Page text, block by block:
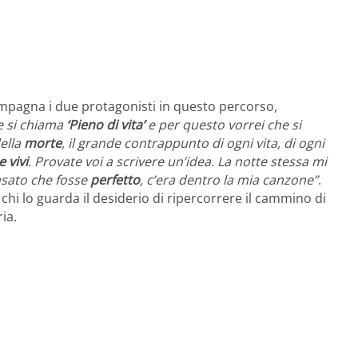
i due protagonisti in questo percorso,
si chiama ‘Pieno di vita’e per questo vorrei che si
morte, il grande contrappunto di ogni vita, di ogni
vivi. Provate voi a scrivere un’idea. La notte stessa mi
che fosseperfetto, c’era dentro la mia canzone”.
lo guarda il desiderio di ripercorrere il cammino di